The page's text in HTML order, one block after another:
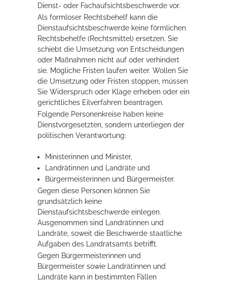
Erleben in Hockenheim
Spaß unter prickelnden Wasserfällen, das rauschende Meer im
Wellenbecken oder doch lieber die pure Entspannung auf der
Sprudelliege im Solebecken?
Dienst- oder Fachaufsichtsbeschwerde vor.
Als formloser Rechtsbehelf kann die
Dienstaufsichtsbeschwerde keine förmlichen
Rechtsbehelfe (Rechtsmittel) ersetzen. Sie
schiebt die Umsetzung von Entscheidungen
oder Maßnahmen nicht auf oder verhindert
sie. Mögliche Fristen laufen weiter. Wollen Sie
die Umsetzung oder Fristen stoppen, müssen
Sie Widerspruch oder Klage erheben oder ein
gerichtliches Eilverfahren beantragen.
Folgende Personenkreise haben keine
Dienstvorgesetzten, sondern unterliegen der
politischen Verantwortung:
Ministerinnen und Minister,
Landrätinnen und Landräte und
Bürgermeisterinnen und Bürgermeister.
Gegen diese Personen können Sie
grundsätzlich keine
Dienstaufsichtsbeschwerde einlegen.
Ausgenommen sind Landrätinnen und
Landräte, soweit die Beschwerde staatliche
Aufgaben des Landratsamts betrifft.
Gegen Bürgermeisterinnen und
Bürgermeister sowie Landrätinnen und
Landräte kann in bestimmten Fällen